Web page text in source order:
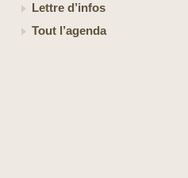
Lettre d’infos
Tout l’agenda